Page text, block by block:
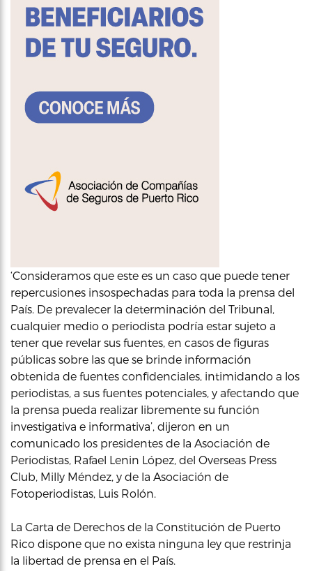
‘Consideramos que este es un caso que puede tener
repercusiones insospechadas para toda la prensa del
País. De prevalecer la determinación del Tribunal,
cualquier medio o periodista podría estar sujeto a
tener que revelar sus fuentes, en casos de figuras
públicas sobre las que se brinde información
obtenida de fuentes confidenciales, intimidando a los
periodistas, a sus fuentes potenciales, y afectando que
la prensa pueda realizar libremente su función
investigativa e informativa’, dijeron en un
comunicado los presidentes de la Asociación de
Periodistas, Rafael Lenin López, del Overseas Press
Club, Milly Méndez, y de la Asociación de
Fotoperiodistas, Luis Rolón.
La Carta de Derechos de la Constitución de Puerto
Rico dispone que no exista ninguna ley que restrinja
la libertad de prensa en el País.